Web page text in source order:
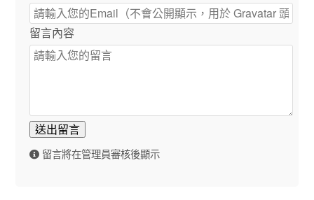
留言內容
送出留言
留言將在管理員審核後顯示